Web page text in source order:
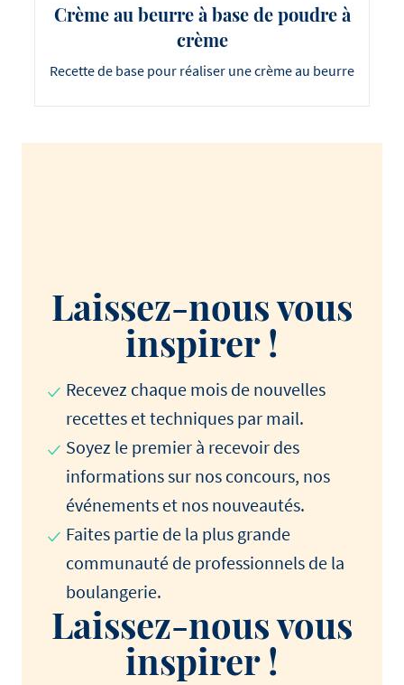
Crème au beurre à base de poudre à
crème
Recette de base pour réaliser une crème au beurre
Laissez-nous vous
inspirer !
Recevez chaque mois de nouvelles
recettes et techniques par mail.
Soyez le premier à recevoir des
informations sur nos concours, nos
événements et nos nouveautés.
Faites partie de la plus grande
communauté de professionnels de la
boulangerie.
Laissez-nous vous
inspirer !